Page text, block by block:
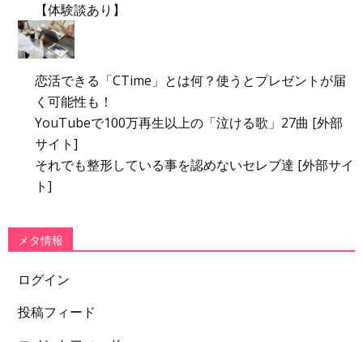
【体験談あり】
恋活できる「CTime」とは何？使うとプレゼントが届
く可能性も！
YouTubeで100万再生以上の「泣ける歌」27曲 [外部
サイト]
それでも整形している事を認めないセレブ達 [外部サイ
ト]
メタ情報
ログイン
投稿フィード